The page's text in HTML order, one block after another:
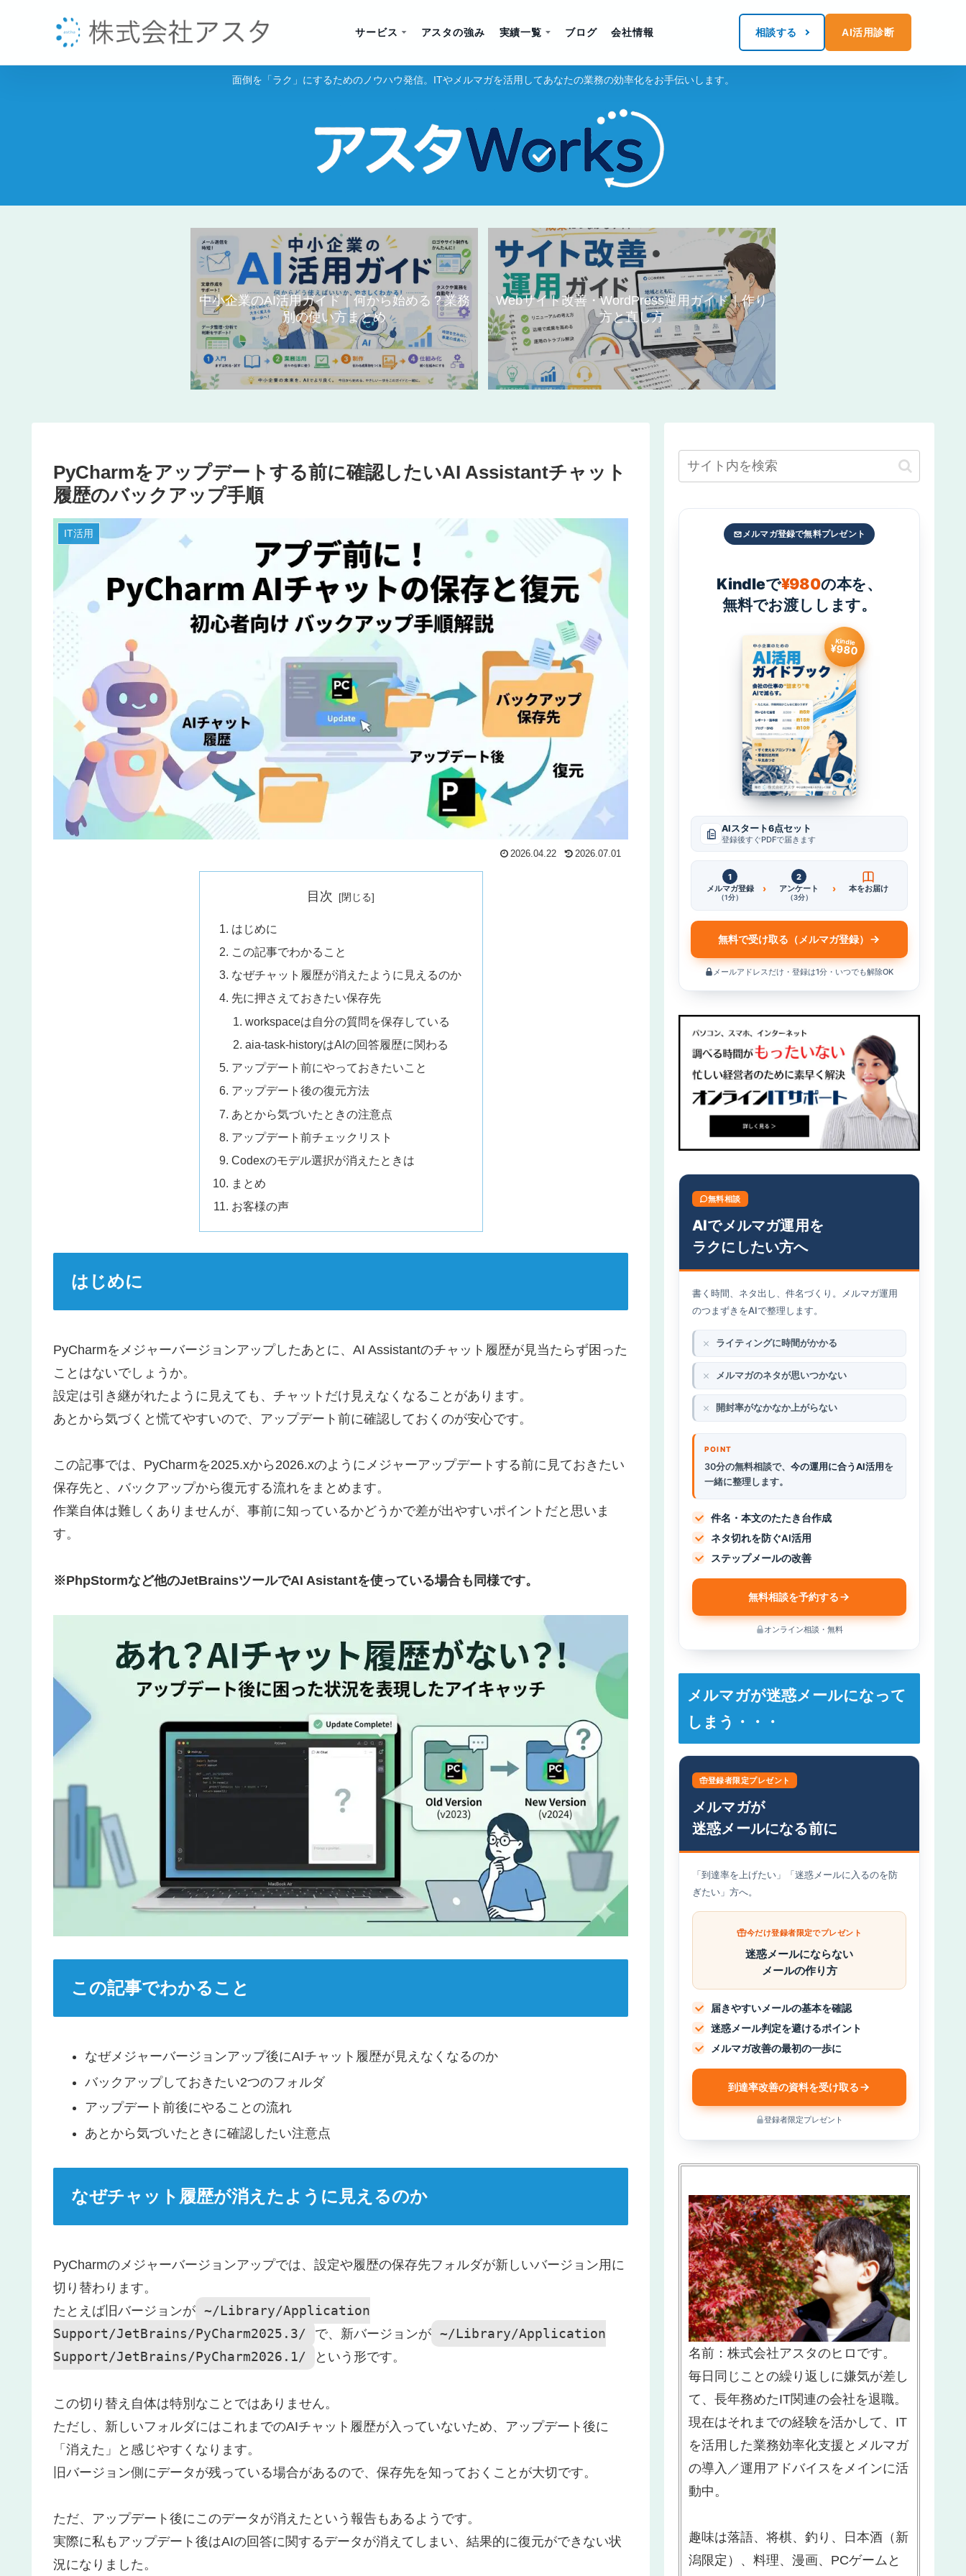
サービス アスタの強み 実績一覧 ブログ 会社情報 相談する AI活用診断
面倒を「ラク」にするためのノウハウ発信。ITやメルマガを活用してあなたの業務の効率化をお手伝いします。
中小企業のAI活用ガイド｜何から始める？業務
別の使い方まとめ
Webサイト改善・WordPress運用ガイド｜作り
方と直し方
PyCharmをアップデートする前に確認したいAI Assistantチャット
履歴のバックアップ手順
IT活用
2026.04.22 2026.07.01
目次
はじめに
この記事でわかること
なぜチャット履歴が消えたように見えるのか
先に押さえておきたい保存先
workspaceは自分の質問を保存している
aia-task-historyはAIの回答履歴に関わる
アップデート前にやっておきたいこと
アップデート後の復元方法
あとから気づいたときの注意点
アップデート前チェックリスト
Codexのモデル選択が消えたときは
まとめ
お客様の声
はじめに
PyCharmをメジャーバージョンアップしたあとに、AI Assistantのチャット履歴が見当たらず困った
ことはないでしょうか。
設定は引き継がれたように見えても、チャットだけ見えなくなることがあります。
あとから気づくと慌てやすいので、アップデート前に確認しておくのが安心です。
この記事では、PyCharmを2025.xから2026.xのようにメジャーアップデートする前に見ておきたい
保存先と、バックアップから復元する流れをまとめます。
作業自体は難しくありませんが、事前に知っているかどうかで差が出やすいポイントだと思いま
す。
※PhpStormなど他のJetBrainsツールでAI Asistantを使っている場合も同様です。
この記事でわかること
なぜメジャーバージョンアップ後にAIチャット履歴が見えなくなるのか
バックアップしておきたい2つのフォルダ
アップデート前後にやることの流れ
あとから気づいたときに確認したい注意点
なぜチャット履歴が消えたように見えるのか
PyCharmのメジャーバージョンアップでは、設定や履歴の保存先フォルダが新しいバージョン用に
切り替わります。
たとえば旧バージョンが ~/Library/Application
Support/JetBrains/PyCharm2025.3/
で、新バージョンが ~/Library/Application
Support/JetBrains/PyCharm2026.1/
という形です。
この切り替え自体は特別なことではありません。
ただし、新しいフォルダにはこれまでのAIチャット履歴が入っていないため、アップデート後に
「消えた」と感じやすくなります。
旧バージョン側にデータが残っている場合があるので、保存先を知っておくことが大切です。
ただ、アップデート後にこのデータが消えたという報告もあるようです。
実際に私もアップデート後はAIの回答に関するデータが消えてしまい、結果的に復元ができない状
況になりました。
メルマガ登録で無料プレゼント
Kindleで¥980の本を、
無料でお渡しします。
Kindle
¥980
AIスタート6点セット
登録後すぐPDFで届きます
1
メルマガ登録
（1分）
›
2
アンケート
（3分）
› 本をお届け
無料で受け取る（メルマガ登録）
メールアドレスだけ・登録は1分・いつでも解除OK
無料相談
AIでメルマガ運用を
ラクにしたい方へ
書く時間、ネタ出し、件名づくり。メルマガ運用
のつまずきをAIで整理します。
ライティングに時間がかかる
メルマガのネタが思いつかない
開封率がなかなか上がらない
30分の無料相談で、 今の運用に合うAI活用 を
一緒に整理します。
件名・本文のたたき台作成
ネタ切れを防ぐAI活用
ステップメールの改善
無料相談を予約する
オンライン相談・無料
メルマガが迷惑メールになって
しまう・・・
登録者限定プレゼント
メルマガが
迷惑メールになる前に
「到達率を上げたい」「迷惑メールに入るのを防
ぎたい」方へ。
今だけ登録者限定でプレゼント
迷惑メールにならない
メールの作り方
届きやすいメールの基本を確認
迷惑メール判定を避けるポイント
メルマガ改善の最初の一歩に
到達率改善の資料を受け取る
登録者限定プレゼント
名前：株式会社アスタのヒロです。
毎日同じことの繰り返しに嫌気が差し
て、長年務めたIT関連の会社を退職。
現在はそれまでの経験を活かして、IT
を活用した業務効率化支援とメルマガ
の導入／運用アドバイスをメインに活
動中。
趣味は落語、将棋、釣り、日本酒（新
潟限定）、料理、漫画、PCゲームと